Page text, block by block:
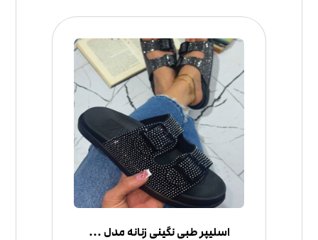
اسلیپر طبی نگینی زنانه مدل 2 سگک